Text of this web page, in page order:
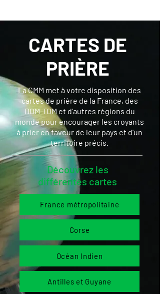
CARTES DE
PRIÈRE
La CMM met à votre disposition des
cartes de prière de la France, des
DOM-TOM et d'autres régions du
monde pour encourager les croyants
à prier en faveur de leur pays et d'un
territoire précis.
Découvrez les
différentes cartes
France métropolitaine
Corse
Océan Indien
Antilles et Guyane